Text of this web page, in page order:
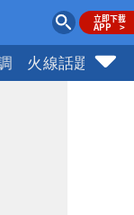
火線話題
學金延續愛
警「恐遇黑潮